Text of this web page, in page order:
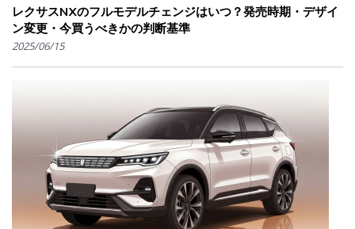
レクサスNXのフルモデルチェンジはいつ？発売時期・デザイ
ン変更・今買うべきかの判断基準
2025/06/15